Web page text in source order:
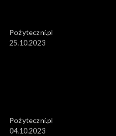
Pożyteczni.pl
25.10.2023
Pożyteczni.pl
04.10.2023